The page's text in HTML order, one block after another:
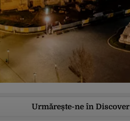
Urmărește-ne în Discover